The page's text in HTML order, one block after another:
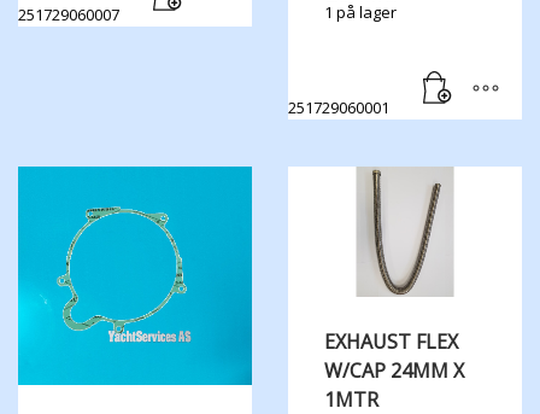
251729060007 1 på lager
251729060001
EXHAUST FLEX
W/CAP 24MM X
1MTR